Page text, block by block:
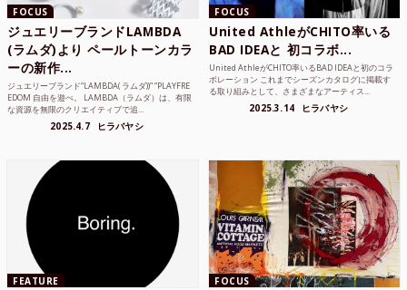
FOCUS
ジュエリーブランドLAMBDA
(ラムダ)より ペールトーンカラ
ーの新作...
ジュエリーブランド“LAMBDA( ラムダ))” “PLAYFRE
EDOM 自由を遊べ。 LAMBDA（ラムダ）は、有限
な資源を無限のクリエイティブで追...
2025.4.7 ヒラバヤシ
FOCUS
United AthleがCHITO率いる
BAD IDEAと 初コラボ...
United AthleがCHITO率いるBAD IDEAと初のコラ
ボレーション これまでシーズンカタログに掲載す
る取り組みとして、さまざまなアーティス...
2025.3.14 ヒラバヤシ
FEATURE FOCUS